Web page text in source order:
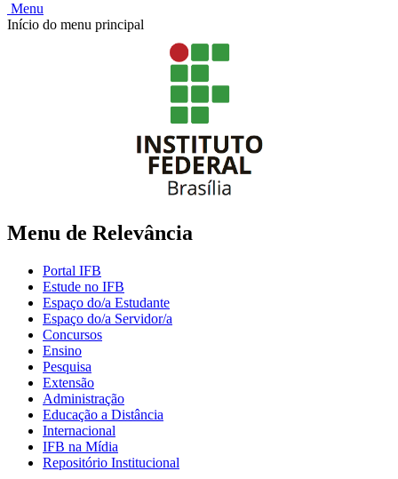
Menu
Início do menu principal
Menu de Relevância
Portal IFB
Estude no IFB
Espaço do/a Estudante
Espaço do/a Servidor/a
Concursos
Ensino
Pesquisa
Extensão
Administração
Educação a Distância
Internacional
IFB na Mídia
Repositório Institucional